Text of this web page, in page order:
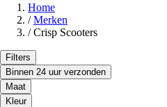
Home
/ Merken
/ Crisp Scooters
Filters
Binnen 24 uur verzonden
Maat
Kleur